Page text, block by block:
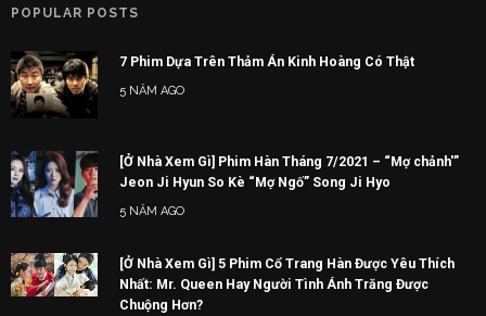
POPULAR POSTS
7 Phim Dựa Trên Thảm Án Kinh Hoàng Có Thật
5 NĂM AGO
[Ở Nhà Xem Gì] Phim Hàn Tháng 7/2021 – “Mợ chảnh'”
Jeon Ji Hyun So Kè “Mợ Ngố” Song Ji Hyo
5 NĂM AGO
[Ở Nhà Xem Gì] 5 Phim Cổ Trang Hàn Được Yêu Thích
Nhất: Mr. Queen Hay Người Tình Ánh Trăng Được
Chuộng Hơn?